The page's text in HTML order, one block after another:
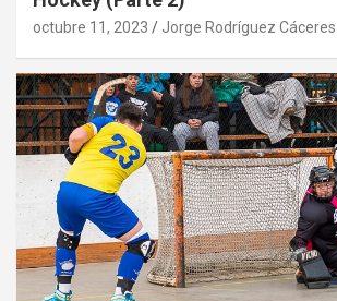
octubre 11, 2023 Jorge Rodríguez Cáceres